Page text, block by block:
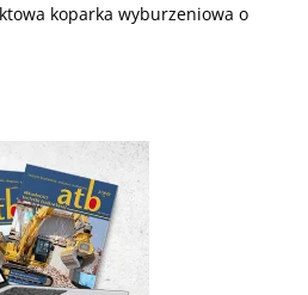
koparka wyburzeniowa o